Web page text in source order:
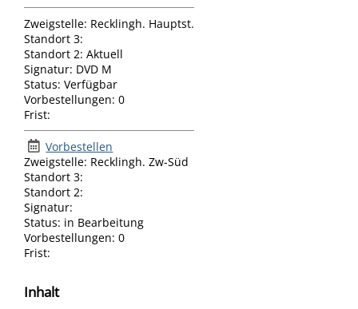
Zweigstelle: Recklingh. Hauptst.
Standort 3:
Standort 2: Aktuell
Signatur: DVD M
Status: Verfügbar
Vorbestellungen: 0
Frist:
Vorbestellen
Zweigstelle: Recklingh. Zw-Süd
Standort 3:
Standort 2:
Signatur:
Status: in Bearbeitung
Vorbestellungen: 0
Frist:
Inhalt